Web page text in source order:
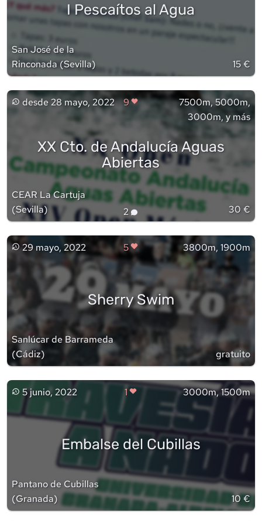
I Pescaítos al Agua
San José de la
Rinconada(Sevilla) 15 €
desde28 mayo, 2022 9
7500m, 5000m,
3000m, y más
XX Cto. de Andalucía Aguas
Abiertas
CEAR La Cartuja
(Sevilla) 2 30 €
29 mayo, 2022 5 3800m, 1900m
Sherry Swim
Sanlúcar de Barrameda
(Cádiz) gratuito
5 junio, 2022 1 3000m, 1500m
Embalse del Cubillas
Pantano de Cubillas
(Granada) 10 €